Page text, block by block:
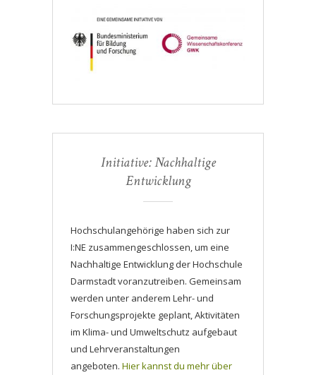
Initiative: Nachhaltige
Entwicklung
Hochschulangehörige haben sich zur
I:NE zusammengeschlossen, um eine
Nachhaltige Entwicklung der Hochschule
Darmstadt voranzutreiben. Gemeinsam
werden unter anderem Lehr- und
Forschungsprojekte geplant, Aktivitäten
im Klima- und Umweltschutz aufgebaut
und Lehrveranstaltungen
angeboten. Hier kannst du mehr über